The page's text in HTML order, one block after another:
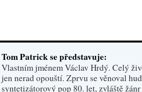
Tom Patrick se představuje:
Vlastním jménem Václav Hrdý. Celý
jen nerad opouští. Zprvu se věnoval
syntetizátorový pop 80. let, zvláště